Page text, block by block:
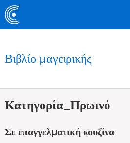
Βιβλίο μαγειρικής
Κατηγορία_Πρωινό
Σε επαγγελματική κουζίνα